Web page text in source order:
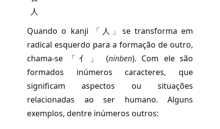
人
Quando o kanji 「人」se transforma em
radical esquerdo para a formação de outro,
chama-se 「亻」 (ninben). Com ele são
formados inúmeros caracteres, que
significam aspectos ou situações
relacionadas ao ser humano. Alguns
exemplos, dentre inúmeros outros: